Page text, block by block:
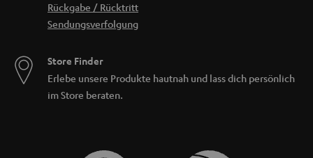
Rückgabe / Rücktritt
Sendungsverfolgung
Store Finder
Erlebe unsere Produkte hautnah und lass dich persönlich
im Store beraten.